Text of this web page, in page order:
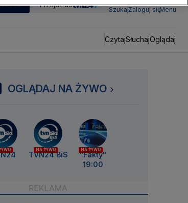
Przejdź do
SzukajZaloguj sięMenu
CzytajSłuchajOglądaj
OGLĄDAJ NA ŻYWO
NA ŻYWO
TVN24 BiS
NA ŻYWO
"Fakty"
19:00